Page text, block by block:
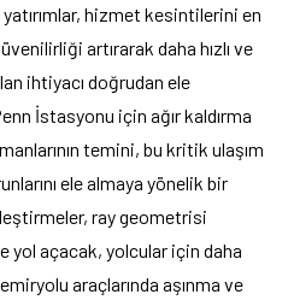
hizmet kesintilerini en
artırarak daha hızlı ve
ihtiyacı doğrudan ele
İstasyonu için ağır kaldırma
temini, bu kritik ulaşım
ele almaya yönelik bir
ray geometrisi
yol açacak, yolcular için daha
araçlarında aşınma ve